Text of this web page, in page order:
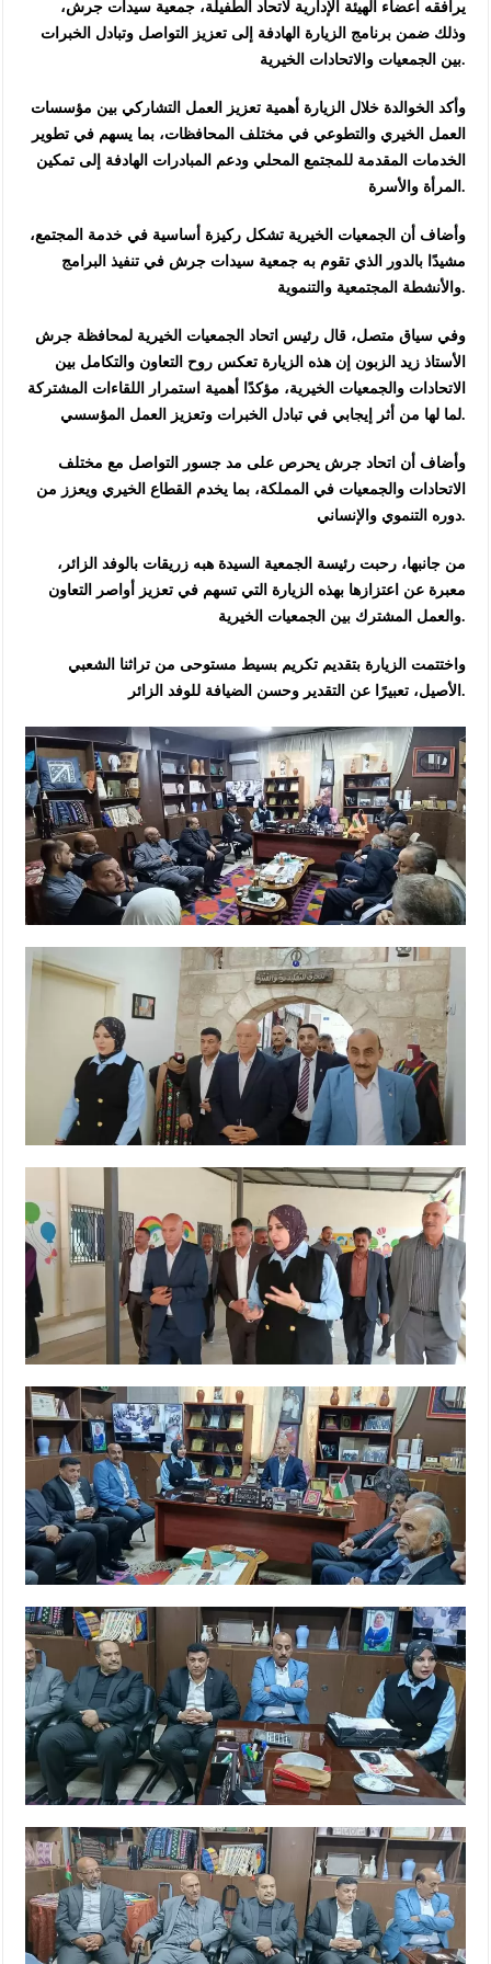
يرافقه أعضاء الهيئة الإدارية لاتحاد الطفيلة، جمعية سيدات جرش،
وذلك ضمن برنامج الزيارة الهادفة إلى تعزيز التواصل وتبادل الخبرات
بين الجمعيات والاتحادات الخيرية.
وأكد الخوالدة خلال الزيارة أهمية تعزيز العمل التشاركي بين مؤسسات
العمل الخيري والتطوعي في مختلف المحافظات، بما يسهم في تطوير
الخدمات المقدمة للمجتمع المحلي ودعم المبادرات الهادفة إلى تمكين
المرأة والأسرة.
وأضاف أن الجمعيات الخيرية تشكل ركيزة أساسية في خدمة المجتمع،
مشيدًا بالدور الذي تقوم به جمعية سيدات جرش في تنفيذ البرامج
والأنشطة المجتمعية والتنموية.
وفي سياق متصل، قال رئيس اتحاد الجمعيات الخيرية لمحافظة جرش
الأستاذ زيد الزبون إن هذه الزيارة تعكس روح التعاون والتكامل بين
الاتحادات والجمعيات الخيرية، مؤكدًا أهمية استمرار اللقاءات المشتركة
لما لها من أثر إيجابي في تبادل الخبرات وتعزيز العمل المؤسسي.
وأضاف أن اتحاد جرش يحرص على مد جسور التواصل مع مختلف
الاتحادات والجمعيات في المملكة، بما يخدم القطاع الخيري ويعزز من
دوره التنموي والإنساني.
من جانبها، رحبت رئيسة الجمعية السيدة هبه زريقات بالوفد الزائر،
معبرة عن اعتزازها بهذه الزيارة التي تسهم في تعزيز أواصر التعاون
والعمل المشترك بين الجمعيات الخيرية.
واختتمت الزيارة بتقديم تكريم بسيط مستوحى من تراثنا الشعبي
الأصيل، تعبيرًا عن التقدير وحسن الضيافة للوفد الزائر.